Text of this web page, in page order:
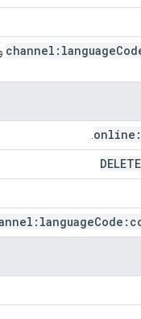
channel:language
DELETE